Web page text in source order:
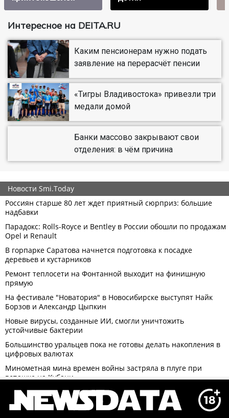
Интересное на DEITA.RU
Каким пенсионерам нужно подать
заявление на перерасчёт пенсии
«Тигры Владивостока» привезли три
медали домой
Банки массово закрывают свои
отделения: в чём причина